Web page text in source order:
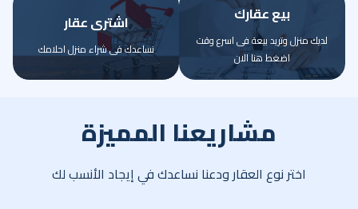
بيع عقارك
لديك منزل وتريد بيعة فى اسرع وقت
اضغط هنا الان
اشترى عقار
نساعدك فى شراء منزل احلامك
مشاريعنا المميزة
اختر نوع العقار ودعنا نساعدك في إيجاد الأنسب لك